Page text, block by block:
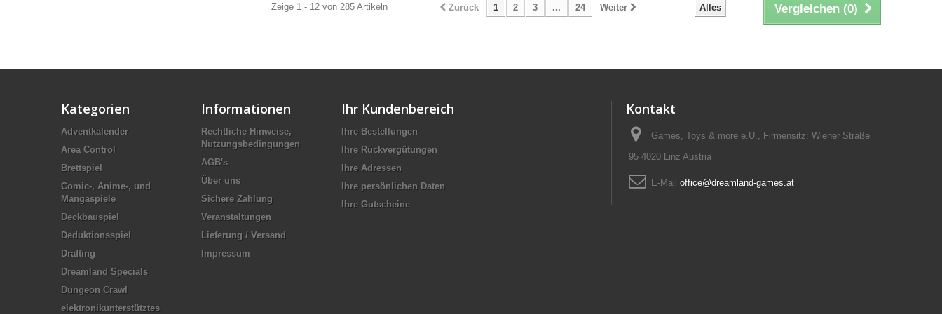
Vergleichen (0)
Alles
Zurück 1 2 3 ... 24 Weiter
Zeige 1 - 12 von 285 Artikeln
Kategorien
Adventkalender
Area Control
Brettspiel
Comic-, Anime-, und
Mangaspiele
Deckbauspiel
Deduktionsspiel
Drafting
Dreamland Specials
Dungeon Crawl
elektronikunterstütztes
Informationen
Rechtliche Hinweise,
Nutzungsbedingungen
AGB's
Über uns
Sichere Zahlung
Veranstaltungen
Lieferung / Versand
Impressum
Ihr Kundenbereich
Ihre Bestellungen
Ihre Rückvergütungen
Ihre Adressen
Ihre persönlichen Daten
Ihre Gutscheine
Kontakt
Games, Toys & more e.U., Firmensitz: Wiener Straße
95 4020 Linz Austria
E-Mail office@dreamland-games.at